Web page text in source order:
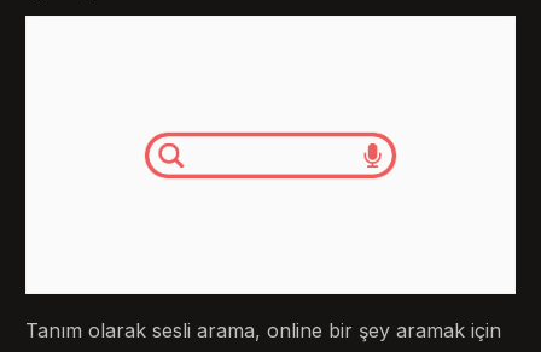
Tanım olarak sesli arama, online bir şey aramak için